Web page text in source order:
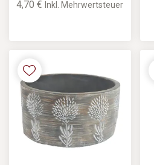
4,70 €Inkl. Mehrwertsteuer